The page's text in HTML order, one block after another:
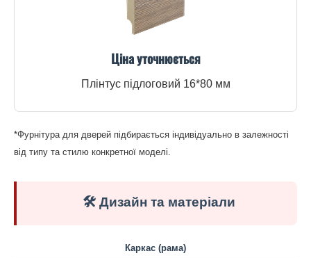
Ціна уточнюється
Плінтус підлоговий 16*80 мм
*Фурнітура для дверей підбирається індивідуально в залежності
від типу та стилю конкретної моделі.
🛠️ Дизайн та матеріали
Каркас (рама)